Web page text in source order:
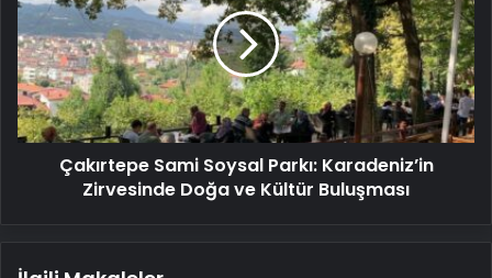
Parkı:
Karadeniz’in
Zirvesinde
Doğa
ve
Kültür
BuluşmasıÇakırtepe Sami Soysal Parkı: Karadeniz’in
Zirvesinde Doğa ve Kültür Buluşması